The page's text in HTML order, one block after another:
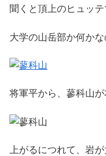
聞くと頂上のヒュッ
大学の山岳部か何かな
将軍平から、蓼科山が
上がるにつれて、岩